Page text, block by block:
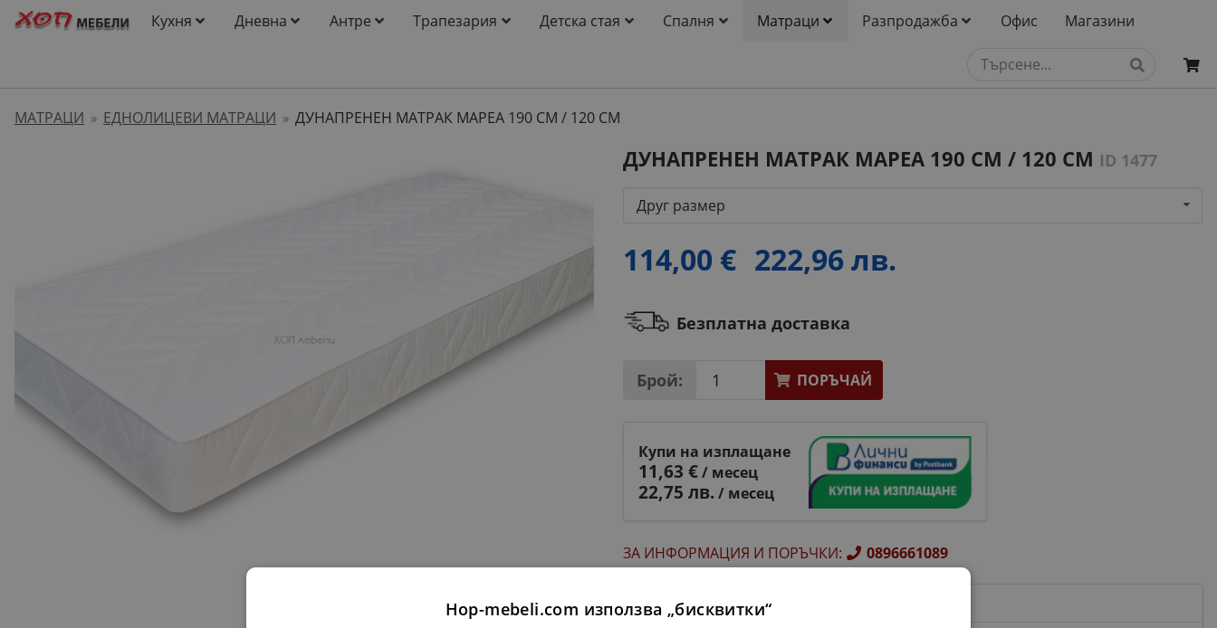
Кухня Дневна Антре Трапезария Детска стая Спалня Матраци Разпродажба Офис Магазини
МАТРАЦИ » ЕДНОЛИЦЕВИ МАТРАЦИ » ДУНАПРЕНЕН МАТРАК МАРЕА 190 СМ / 120 СМ
ДУНАПРЕНЕН МАТРАК МАРЕА 190 СМ / 120 СМ ID 1477
Друг размер
114,00 € 222,96 лв.
Безплатна доставка
Брой: ПОРЪЧАЙ
Купи на изплащане
11,63 €/ месец
22,75 лв./ месец
ЗА ИНФОРМАЦИЯ И ПОРЪЧКИ: 0896661089
Описание
Hop-mebeli.com използва „бисквитки“